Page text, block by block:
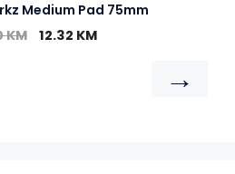
Medium Pad 75mm
KM 12.32 KM
→